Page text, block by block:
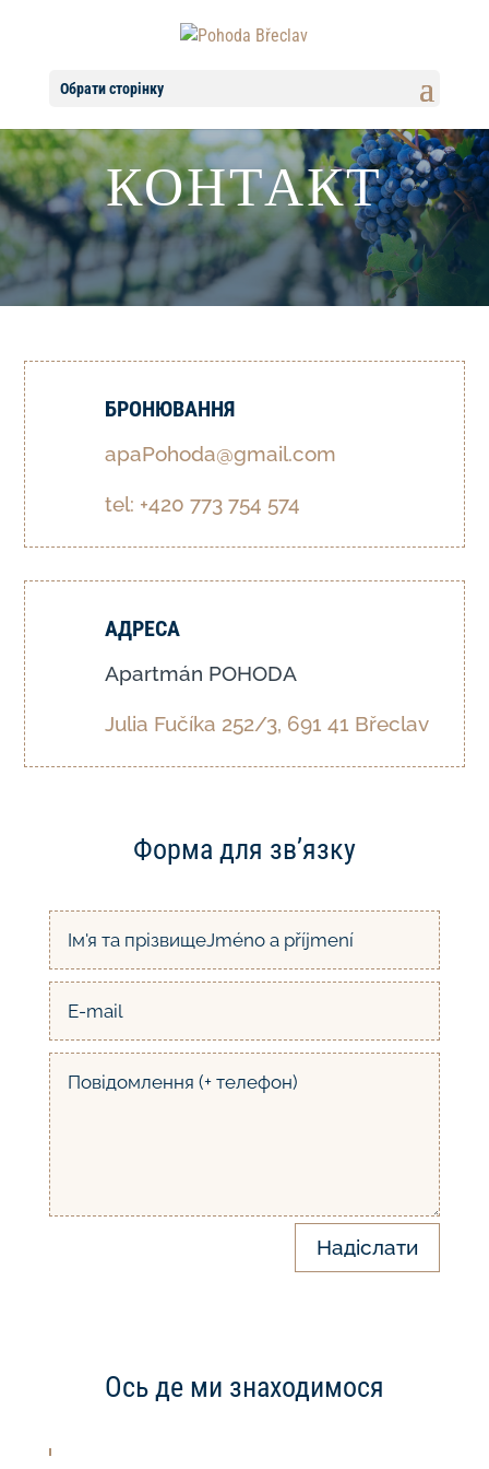
Обрати сторінку
КОНТАКТ
БРОНЮВАННЯ
apaPohoda@gmail.com
tel: +420 773 754 574
АДРЕСА
Apartmán POHODA
Julia Fučíka 252/3, 691 41 Břeclav
Форма для зв’язку
Надіслати
Ось де ми знаходимося